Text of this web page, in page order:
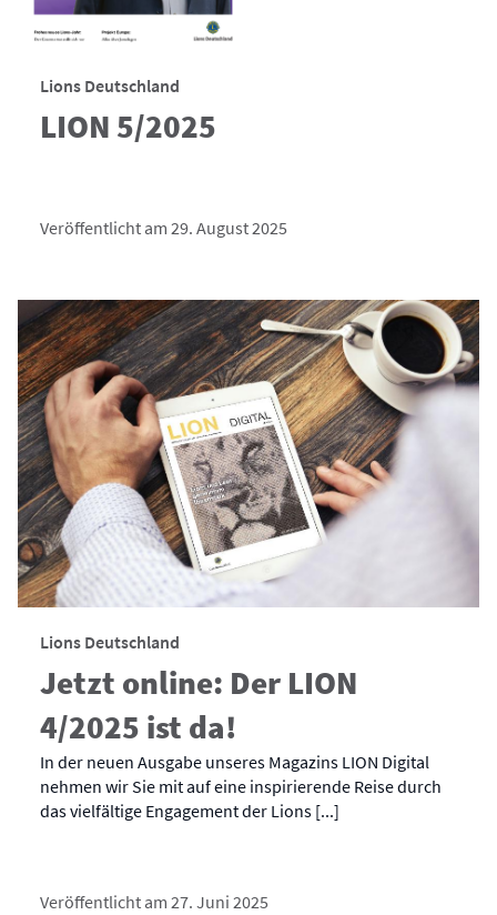
Lions Deutschland
LION 5/2025
Veröffentlicht am 29. August 2025
Lions Deutschland
Jetzt online: Der LION
4/2025 ist da!
In der neuen Ausgabe unseres Magazins LION Digital
nehmen wir Sie mit auf eine inspirierende Reise durch
das vielfältige Engagement der Lions [...]
Veröffentlicht am 27. Juni 2025